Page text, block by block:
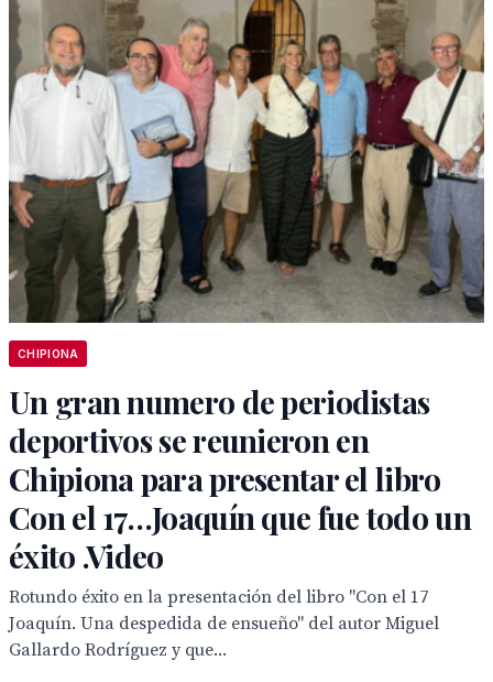
CHIPIONA
Un gran numero de periodistas
deportivos se reunieron en
Chipiona para presentar el libro
Con el 17…Joaquín que fue todo un
éxito .Video
Rotundo éxito en la presentación del libro "Con el 17
Joaquín. Una despedida de ensueño" del autor Miguel
Gallardo Rodríguez y que...